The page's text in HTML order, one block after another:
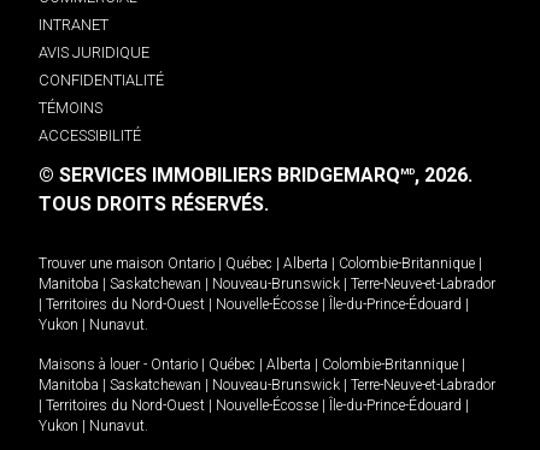
INTRANET
AVIS JURIDIQUE
CONFIDENTIALITÉ
TÉMOINS
ACCESSIBILITÉ
© SERVICES IMMOBILIERS BRIDGEMARQMD, 2026.
TOUS DROITS RÉSERVÉS.
Trouver une maison Ontario | Québec | Alberta | Colombie-Britannique |
Manitoba | Saskatchewan | Nouveau-Brunswick | Terre-Neuve-et-Labrador
| Territoires du Nord-Ouest | Nouvelle-Écosse | Île-du-Prince-Édouard |
Yukon | Nunavut
Maisons à louer - Ontario | Québec | Alberta | Colombie-Britannique |
Manitoba | Saskatchewan | Nouveau-Brunswick | Terre-Neuve-et-Labrador
| Territoires du Nord-Ouest | Nouvelle-Écosse | Île-du-Prince-Édouard |
Yukon | Nunavut